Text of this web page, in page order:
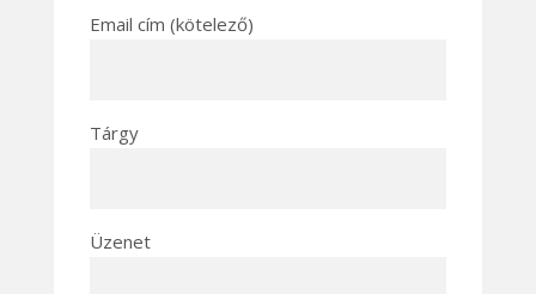
Email cím (kötelező)
Tárgy
Üzenet